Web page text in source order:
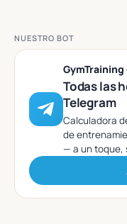
NUESTRO BOT
GymTraining
Todas las
Telegram
Calculadora
de
— a un toque,